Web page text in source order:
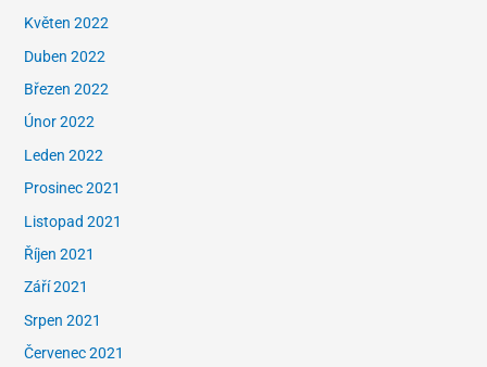
Květen 2022
Duben 2022
Březen 2022
Únor 2022
Leden 2022
Prosinec 2021
Listopad 2021
Říjen 2021
Září 2021
Srpen 2021
Červenec 2021